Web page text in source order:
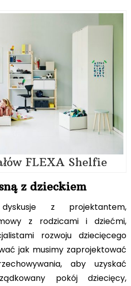
FLEXA Shelfie
z dzieckiem
z projektantem,
z rodzicami i dziećmi,
rozwoju dziecięcego
jak musimy zaprojektować
aby uzyskać
pokój dziecięcy,